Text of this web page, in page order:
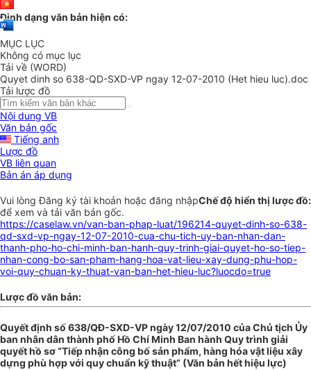
Định dạng văn bản hiện có:
MỤC LỤC
Không có mục lục
Tải về (WORD)
Quyet dinh so 638-QD-SXD-VP ngay 12-07-2010 (Het hieu luc).doc
Tải lược đồ
Nội dung VB
Văn bản gốc
Tiếng anh
Lược đồ
VB liên quan
Bản án áp dụng
Chế độ hiển thị lược đồ:
Vui lòngĐăng ký tài khoản hoặc đăng nhập
để xem và tải văn bản gốc.
https://caselaw.vn/van-ban-phap-luat/196214-quyet-dinh-so-638-
qd-sxd-vp-ngay-12-07-2010-cua-chu-tich-uy-ban-nhan-dan-
thanh-pho-ho-chi-minh-ban-hanh-quy-trinh-giai-quyet-ho-so-tiep-
nhan-cong-bo-san-pham-hang-hoa-vat-lieu-xay-dung-phu-hop-
voi-quy-chuan-ky-thuat-van-ban-het-hieu-luc?luocdo=true
Lược đồ văn bản:
Quyết định số 638/QĐ-SXD-VP ngày 12/07/2010 của Chủ tịch Ủy
ban nhân dân thành phố Hồ Chí Minh Ban hành Quy trình giải
quyết hồ sơ “Tiếp nhận công bố sản phẩm, hàng hóa vật liệu xây
dựng phù hợp với quy chuẩn kỹ thuật” (Văn bản hết hiệu lực)